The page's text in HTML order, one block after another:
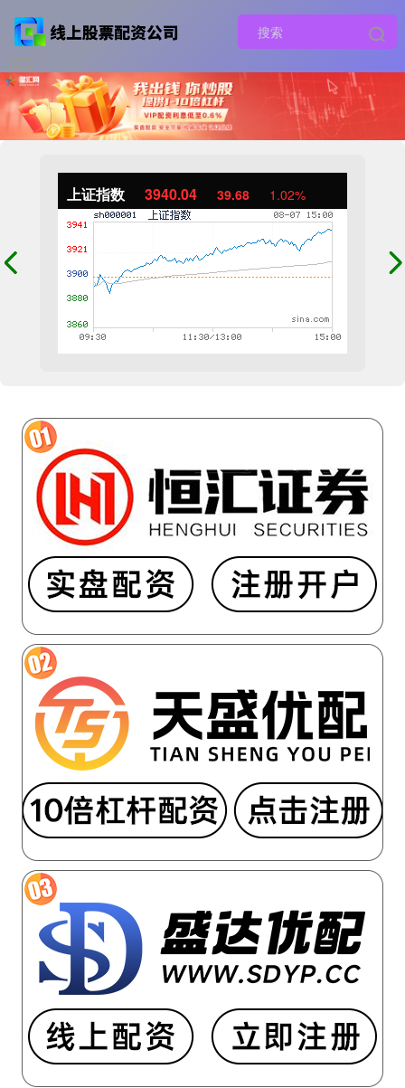
上证指数 3940.04 39.68 1.02%